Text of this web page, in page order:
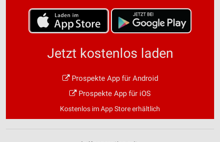
Jetzt kostenlos laden
Prospekte App für Android
Prospekte App für iOS
Kostenlos im App Store erhältlich